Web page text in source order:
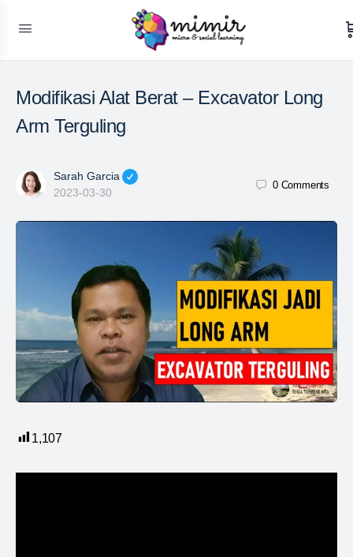
Modifikasi Alat Berat – Excavator Long
Arm Terguling
Sarah Garcia
2023-03-30
0 Comments
1,107